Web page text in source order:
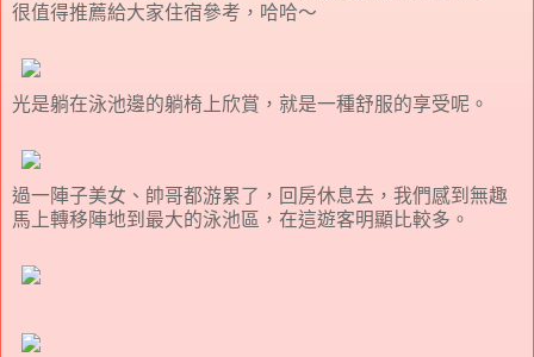
很值得推薦給大家住宿參考，哈哈～
光是躺在泳池邊的躺椅上欣賞，就是一種舒服的享受呢。
過一陣子美女、帥哥都游累了，回房休息去，我們感到無趣
馬上轉移陣地到最大的泳池區，在這遊客明顯比較多。